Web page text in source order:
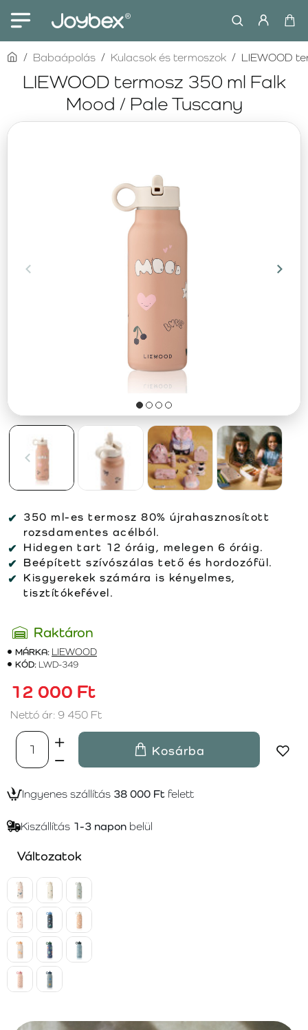
LIEWOOD termosz 350 ml Falk
Mood / Pale Tuscany
homeBabaápolás Kulacsok és termoszok LIEWOOD
350 ml-es termosz 80% újrahasznosított
rozsdamentes acélból.
Hidegen tart 12 óráig, melegen 6 óráig.
Beépített szívószálas tető és hordozófül.
Kisgyerekek számára is kényelmes,
tisztítókefével.
Raktáron
MÁRKA: LIEWOOD
KÓD: LWD-349
12 000 Ft
Nettó ár: 9 450 Ft
Kosárba
Ingyenes szállítás 38 000 Ft felett
Kiszállítás 1-3 napon belül
Változatok